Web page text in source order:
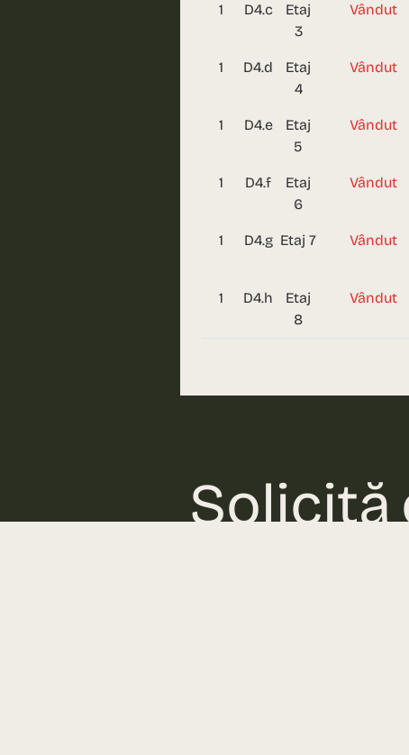
1 D4.c
Etaj
3
Vândut
1 D4.d
Etaj
4
Vândut
1 D4.e
Etaj
5
Vândut
1 D4.f
Etaj
6
Vândut
1 D4.g Etaj 7 Vândut
1 D4.h
Etaj
8
Vândut
Solicită